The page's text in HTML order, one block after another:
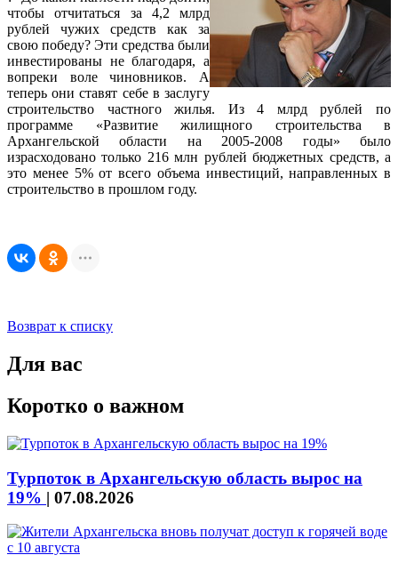
чтобы отчитаться за 4,2 млрд
рублей чужих средств как за
свою победу? Эти средства были
инвестированы не благодаря, а
вопреки воле чиновников. А
теперь они ставят себе в заслугу
строительство частного жилья. Из 4 млрд рублей по
программе «Развитие жилищного строительства в
Архангельской области на 2005-2008 годы» было
израсходовано только 216 млн рублей бюджетных средств, а
это менее 5% от всего объема инвестиций, направленных в
строительство в прошлом году.
Возврат к списку
Для вас
Коротко о важном
Турпоток в Архангельскую область вырос на
19% | 07.08.2026